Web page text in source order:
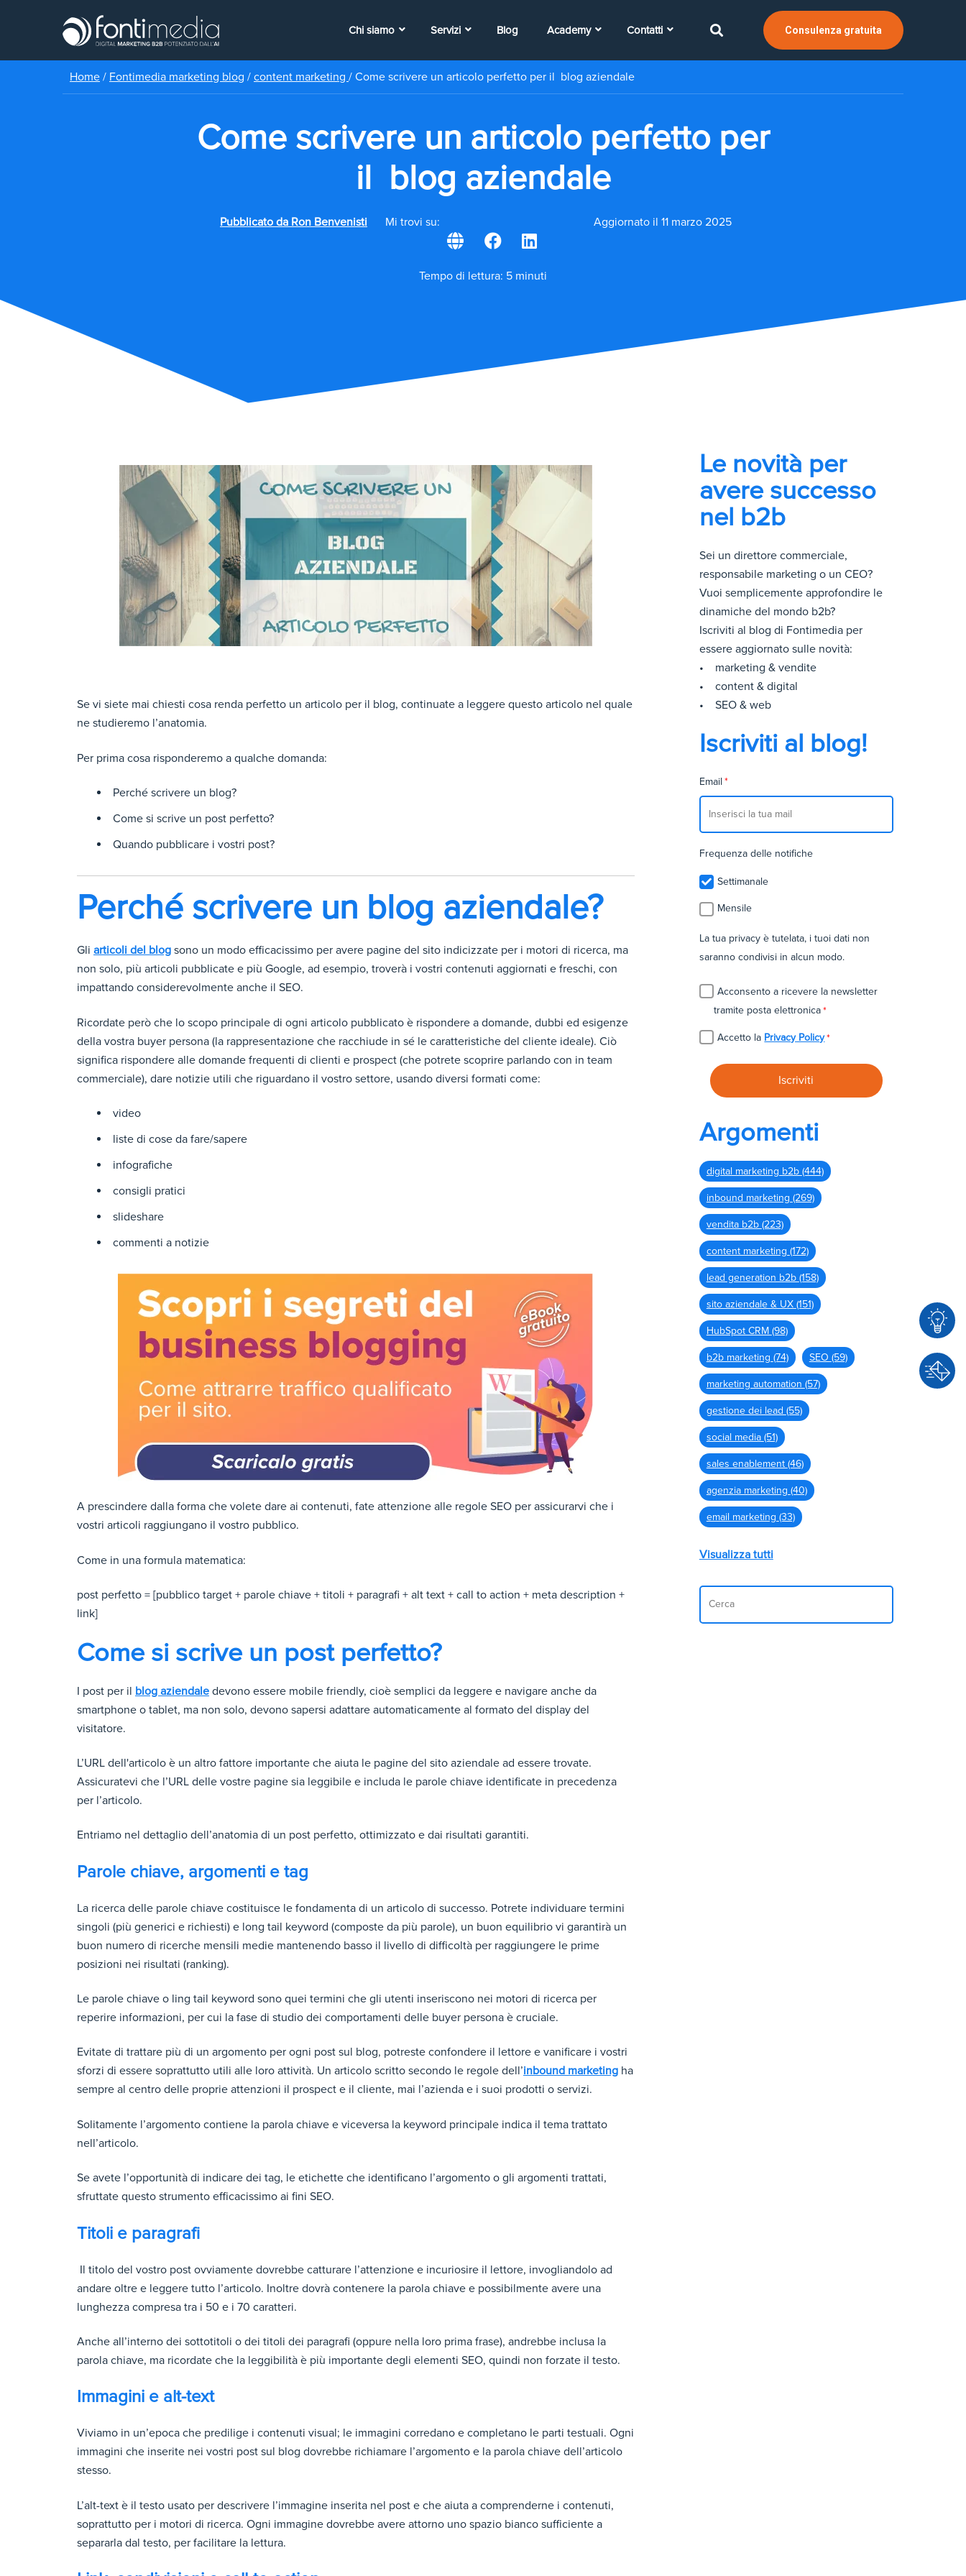
Chi siamo Servizi Blog Academy Contatti Consulenza gratuita
C
o
Home / Fontimedia marketing blog / content marketing / Come scrivere un articolo perfetto per il blog aziendale
Come scrivere un articolo perfetto per
il blog aziendale
Pubblicato da Ron Benvenisti Mi trovi su: Aggiornato il 11 marzo 2025
Tempo di lettura: 5 minuti
Se vi siete mai chiesti cosa renda perfetto un articolo per il blog, continuate a leggere questo articolo nel quale
ne studieremo l’anatomia.
Per prima cosa risponderemo a qualche domanda:
Perché scrivere un blog?
Come si scrive un post perfetto?
Quando pubblicare i vostri post?
Perché scrivere un blog aziendale?
Gli articoli del blog sono un modo efficacissimo per avere pagine del sito indicizzate per i motori di ricerca, ma
non solo, più articoli pubblicate e più Google, ad esempio, troverà i vostri contenuti aggiornati e freschi, con
impattando considerevolmente anche il SEO.
Ricordate però che lo scopo principale di ogni articolo pubblicato è rispondere a domande, dubbi ed esigenze
della vostra buyer persona (la rappresentazione che racchiude in sé le caratteristiche del cliente ideale). Ciò
significa rispondere alle domande frequenti di clienti e prospect (che potrete scoprire parlando con in team
commerciale), dare notizie utili che riguardano il vostro settore, usando diversi formati come:
video
liste di cose da fare/sapere
infografiche
consigli pratici
slideshare
commenti a notizie
A prescindere dalla forma che volete dare ai contenuti, fate attenzione alle regole SEO per assicurarvi che i
vostri articoli raggiungano il vostro pubblico.
Come in una formula matematica:
post perfetto = [pubblico target + parole chiave + titoli + paragrafi + alt text + call to action + meta description +
link]
Come si scrive un post perfetto?
I post per il blog aziendale devono essere mobile friendly, cioè semplici da leggere e navigare anche da
smartphone o tablet, ma non solo, devono sapersi adattare automaticamente al formato del display del
visitatore.
L’URL dell'articolo è un altro fattore importante che aiuta le pagine del sito aziendale ad essere trovate.
Assicuratevi che l’URL delle vostre pagine sia leggibile e includa le parole chiave identificate in precedenza
per l’articolo.
Entriamo nel dettaglio dell’anatomia di un post perfetto, ottimizzato e dai risultati garantiti.
Parole chiave, argomenti e tag
La ricerca delle parole chiave costituisce le fondamenta di un articolo di successo. Potrete individuare termini
singoli (più generici e richiesti) e long tail keyword (composte da più parole), un buon equilibrio vi garantirà un
buon numero di ricerche mensili medie mantenendo basso il livello di difficoltà per raggiungere le prime
posizioni nei risultati (ranking).
Le parole chiave o ling tail keyword sono quei termini che gli utenti inseriscono nei motori di ricerca per
reperire informazioni, per cui la fase di studio dei comportamenti delle buyer persona è cruciale.
Evitate di trattare più di un argomento per ogni post sul blog, potreste confondere il lettore e vanificare i vostri
sforzi di essere soprattutto utili alle loro attività. Un articolo scritto secondo le regole dell’inbound marketing ha
sempre al centro delle proprie attenzioni il prospect e il cliente, mai l’azienda e i suoi prodotti o servizi.
Solitamente l’argomento contiene la parola chiave e viceversa la keyword principale indica il tema trattato
nell’articolo.
Se avete l’opportunità di indicare dei tag, le etichette che identificano l’argomento o gli argomenti trattati,
sfruttate questo strumento efficacissimo ai fini SEO.
Titoli e paragrafi
Il titolo del vostro post ovviamente dovrebbe catturare l’attenzione e incuriosire il lettore, invogliandolo ad
andare oltre e leggere tutto l’articolo. Inoltre dovrà contenere la parola chiave e possibilmente avere una
lunghezza compresa tra i 50 e i 70 caratteri.
Anche all’interno dei sottotitoli o dei titoli dei paragrafi (oppure nella loro prima frase), andrebbe inclusa la
parola chiave, ma ricordate che la leggibilità è più importante degli elementi SEO, quindi non forzate il testo.
Immagini e alt-text
Viviamo in un’epoca che predilige i contenuti visual; le immagini corredano e completano le parti testuali. Ogni
immagini che inserite nei vostri post sul blog dovrebbe richiamare l’argomento e la parola chiave dell’articolo
stesso.
L’alt-text è il testo usato per descrivere l’immagine inserita nel post e che aiuta a comprenderne i contenuti,
soprattutto per i motori di ricerca. Ogni immagine dovrebbe avere attorno uno spazio bianco sufficiente a
separarla dal testo, per facilitare la lettura.
Le novità per
avere successo
nel b2b
Sei un direttore commerciale,
responsabile marketing o un CEO?
Vuoi semplicemente approfondire le
dinamiche del mondo b2b?
Iscriviti al blog di Fontimedia per
essere aggiornato sulle novità:
• marketing & vendite
• content & digital
• SEO & web
Iscriviti al blog!
Email *
Frequenza delle notifiche
Settimanale
Mensile
La tua privacy è tutelata, i tuoi dati non
saranno condivisi in alcun modo.
Acconsento a ricevere la newsletter
tramite posta elettronica*
Accetto la Privacy Policy*
Argomenti
digital marketing b2b (444)
inbound marketing (269)
vendita b2b (223)
content marketing (172)
lead generation b2b (158)
sito aziendale & UX (151)
HubSpot CRM (98)
b2b marketing (74) SEO (59)
marketing automation (57)
gestione dei lead (55)
social media (51)
sales enablement (46)
agenzia marketing (40)
email marketing (33)
Visualizza tutti